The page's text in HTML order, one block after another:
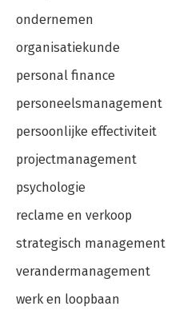
ondernemen
organisatiekunde
personal finance
personeelsmanagement
persoonlijke effectiviteit
projectmanagement
psychologie
reclame en verkoop
strategisch management
verandermanagement
werk en loopbaan